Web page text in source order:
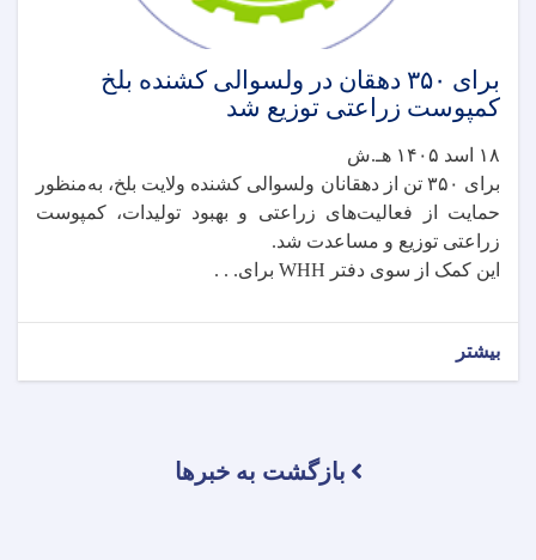
برای ۳۵۰ دهقان در ولسوالی کشنده بلخ
کمپوست زراعتی توزیع شد
۱۸ اسد ۱۴۰۵ هـ.ش
برای ۳۵۰ تن از دهقانان ولسوالی کشنده ولایت بلخ، به‌منظور
حمایت از فعالیت‌های زراعتی و بهبود تولیدات، کمپوست
زراعتی توزیع و مساعدت شد.
این کمک از سوی دفتر WHH برای. . .
بیشتر
بازگشت به خبرها